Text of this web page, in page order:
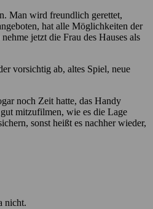
Man wird freundlich gerettet,
hat alle Möglichkeiten der
jetzt die Frau des Hauses als
vorsichtig ab, altes Spiel, neue
noch Zeit hatte, das Handy
mitzufilmen, wie es die Lage
sonst heißt es nachher wieder,
nicht.